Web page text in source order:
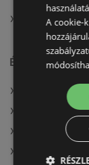
A(z) KiK
Érdeklődésre
A(z) COOP
A(z)
A(z) Coop
A cookie-